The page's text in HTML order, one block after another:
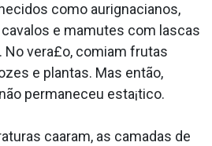
como aurignacianos,
e mamutes com lascas
vera£o, comiam frutas
e plantas. Mas então,
permaneceu esta¡tico.
caa­ram, as camadas de